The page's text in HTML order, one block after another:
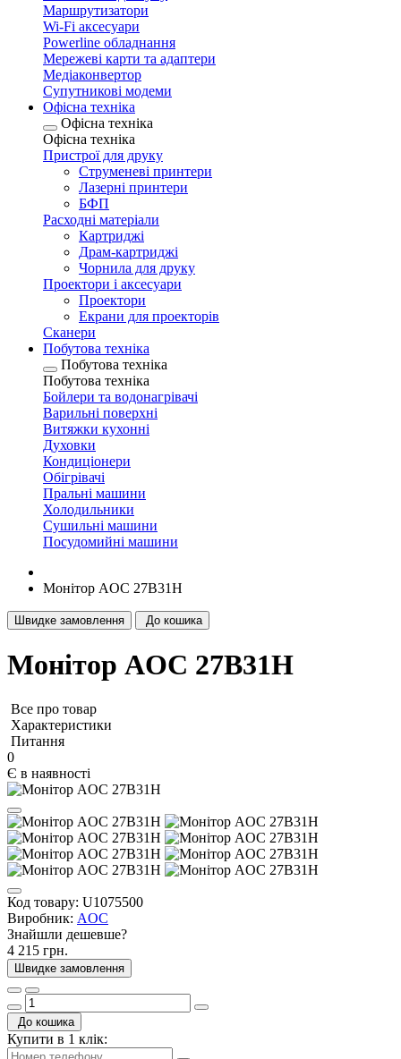
Маршрутизатори
Wi-Fi аксесуари
Рowerline обладнання
Мережеві карти та адаптери
Медіаконвертор
Супутникові модеми
Офісна техніка
Офісна техніка
Офісна техніка
Пристрої для друку
Струменеві принтери
Лазерні принтери
БФП
Расходні матеріали
Картриджі
Драм-картриджі
Чорнила для друку
Проектори і аксесуари
Проектори
Екрани для проекторів
Сканери
Побутова техніка
Побутова техніка
Побутова техніка
Бойлери та водонагрівачі
Варильні поверхні
Витяжки кухонні
Духовки
Кондиціонери
Обігрівачі
Пральні машини
Холодильники
Сушильні машини
Посудомийні машини
Монітор AOC 27B31H
Швидке замовлення До кошика
Монітор AOC 27B31H
Все про товар
Характеристики
Питання
0
Є в наявності
Код товару: U1075500
Виробник: AOC
Знайшли дешевше?
4 215 грн.
Швидке замовлення
До кошика
Купити в 1 клік: